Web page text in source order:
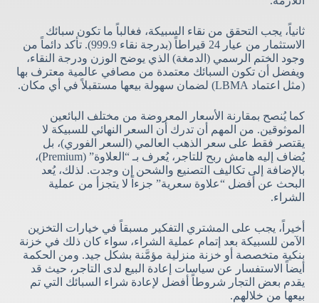
ثانياً، يجب التحقق من نقاء السبيكة، فغالباً ما تكون سبائك
الاستثمار من عيار 24 قيراطاً (بدرجة نقاء 999.9). تأكد دائماً من
وجود الختم الرسمي (الدمغة) الذي يوضح الوزن ودرجة النقاء،
ويفضل أن تكون السبائك معتمدة من مصافي عالمية معترف بها
(مثل اعتماد LBMA) لضمان سهولة بيعها مستقبلاً في أي مكان.
كما يُنصح بمقارنة الأسعار المعروضة من مختلف البائعين
الموثوقين. من المهم أن تدرك أن السعر النهائي للسبيكة لا
يقتصر فقط على سعر الذهب العالمي (السعر الفوري)، بل
يُضاف إليه هامش ربح للتاجر، يُعرف بـ “العلاوة” (Premium)،
بالإضافة إلى تكاليف التصنيع والشحن إن وجدت. لذلك، يُعد
البحث عن أفضل “علاوة سعرية” جزءاً لا يتجزأ من عملية
الشراء.
أخيراً، يجب على المشتري التفكير مسبقاً في خيارات التخزين
الآمن للسبيكة بعد إتمام عملية الشراء، سواء كان ذلك في خزنة
بنكية متخصصة أو خزنة منزلية مؤمَّنة بشكل جيد. ومن الحكمة
أيضاً الاستفسار عن سياسات إعادة البيع لدى التاجر، حيث قد
يقدم بعض التجار شروطاً أفضل لإعادة شراء السبائك التي تم
بيعها من خلالهم.